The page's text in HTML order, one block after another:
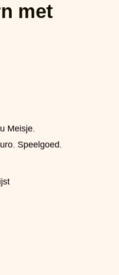
met
Meisje,
, Speelgoed,